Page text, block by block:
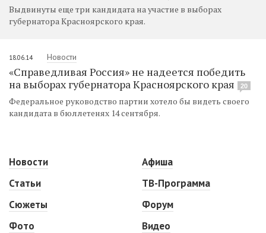
Выдвинуты еще три кандидата на участие в выборах
губернатора Красноярского края.
18.06.14 Новости
«Справедливая Россия» не надеется победить
на выборах губернатора Красноярского края
20
Федеральное руководство партии хотело бы видеть своего
кандидата в бюллетенях 14 сентября.
Новости
Статьи
Сюжеты
Фото
Афиша
ТВ-Программа
Форум
Видео